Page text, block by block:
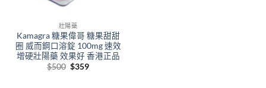
壯陽藥
Kamagra 糖果偉哥 糖果甜甜
圈 威而鋼口溶錠 100mg 速效
增硬壯陽藥 效果好 香港正品
$500 Original
$359Current